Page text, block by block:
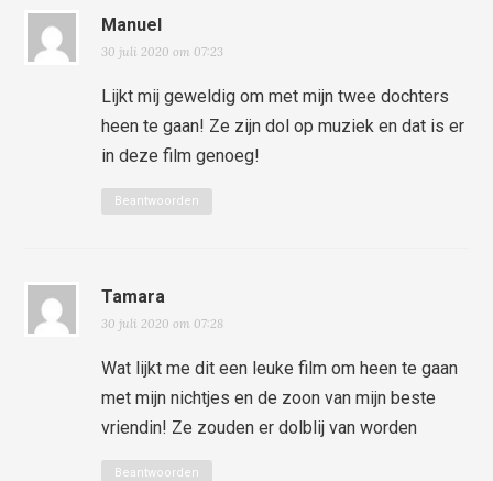
Manuel
30 juli 2020 om 07:23
Lijkt mij geweldig om met mijn twee dochters
heen te gaan! Ze zijn dol op muziek en dat is er
in deze film genoeg!
Beantwoorden
Tamara
30 juli 2020 om 07:28
Wat lijkt me dit een leuke film om heen te gaan
met mijn nichtjes en de zoon van mijn beste
vriendin! Ze zouden er dolblij van worden
Beantwoorden